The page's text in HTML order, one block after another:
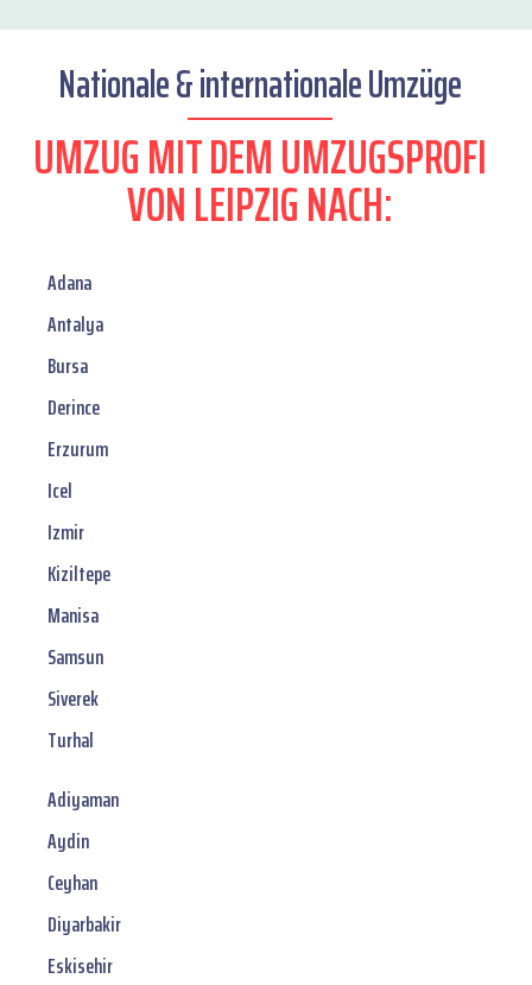
Nationale & internationale Umzüge
UMZUG MIT DEM UMZUGSPROFI
VON LEIPZIG NACH:
Adana
Antalya
Bursa
Derince
Erzurum
Icel
Izmir
Kiziltepe
Manisa
Samsun
Siverek
Turhal
Adiyaman
Aydin
Ceyhan
Diyarbakir
Eskisehir